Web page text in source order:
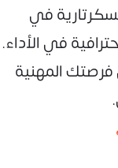
في
في الأداء.
المهنية